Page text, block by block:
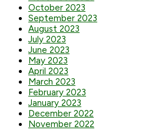
October 2023
September 2023
August 2023
July 2023
June 2023
May 2023
April 2023
March 2023
February 2023
January 2023
December 2022
November 2022